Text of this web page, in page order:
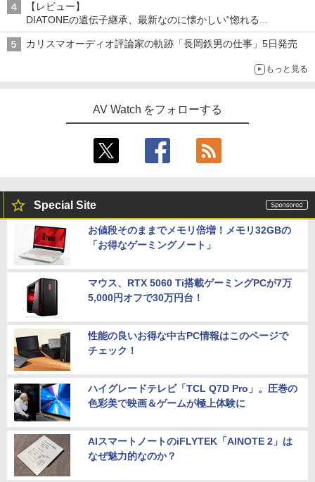
【レビュー】
DIATONEの遺伝子継承、最新なのに懐かしい“惚れる
音”Tecnologia e Cuore「DS-TC52B」を聴く
カリスマオーディオ評論家の軌跡「長岡鉄男の仕事」5日発売
もっと見る
AV Watch をフォローする
Special Site
お値段そのままでメモリ倍増！メモリ32GBの
「お得なゲーミングノート」
マウス、RTX 5060 Ti搭載ゲーミングPCが7万
5,000円オフで30万円台！
性能の良いお得な中古PC情報はこのページで
チェック！
ハイグレードテレビ「TCL Q7D Pro」。圧巻の
色彩美で映画＆ゲームが極上体験に
AIスマートノートのiFLYTEK「AINOTE 2」は
なぜ魅力的なのか？